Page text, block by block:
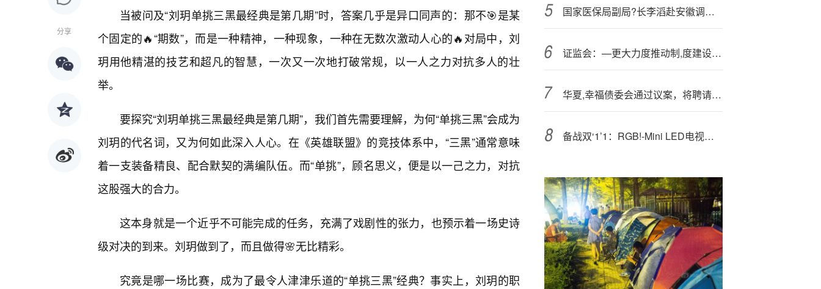
分享
当被问及“刘玥单挑三黑最经典是第几期”时，答案几乎是异口同声的：那不🎯是某
个固定的🔥“期数”，而是一种精神，一种现象，一种在无数次激动人心的🔥对局中，刘
玥用他精湛的技艺和超凡的智慧，一次又一次地打破常规，以一人之力对抗多人的壮
举。
要探究“刘玥单挑三黑最经典是第几期”，我们首先需要理解，为何“单挑三黑”会成为
刘玥的代名词，又为何如此深入人心。在《英雄联盟》的竞技体系中，“三黑”通常意味
着一支装备精良、配合默契的满编队伍。而“单挑”，顾名思义，便是以一己之力，对抗
这股强大的合力。
这本身就是一个近乎不可能完成的任务，充满了戏剧性的张力，也预示着一场史诗
级对决的到来。刘玥做到了，而且做得🌸无比精彩。
究竟是哪一场比赛，成为了最令人津津乐道的“单挑三黑”经典？事实上，刘玥的职
国家医保局副局?长李滔赴安徽调研医保支持基层卫生发展相关工作
证监会：—更大力度推动制,度建设，优化上市公司结构
华夏,幸福债委会通过议案，将聘请会计师事务所对华夏幸福进行专项财务尽调
备战双‘1’1：RGB!-Mini LED电视尺寸下放、价格下探